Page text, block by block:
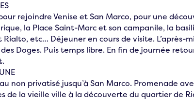
rejoindre Venise et San Marco, pour une
la Place Saint-Marc et son campanile, la
etc… Déjeuner en cours de visite. L’après-
Doges. Puis temps libre. En fin de journée
non privatisé jusqu’à San Marco. Promenade
de la vieille ville à la découverte du quartier de